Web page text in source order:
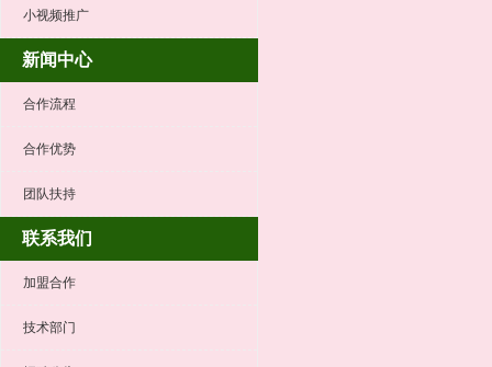
小视频推广
新闻中心
合作流程
合作优势
团队扶持
联系我们
加盟合作
技术部门